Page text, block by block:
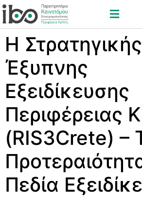
H Στρατηγικής
Έξυπνης
Εξειδίκευσης
Περιφέρειας
(RIS3Crete) –
Πεδία